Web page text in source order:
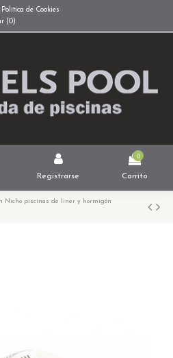
Política de Cookies
(0)
Registrarse
0
Carrito
Nicho piscinas de liner y hormigón